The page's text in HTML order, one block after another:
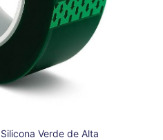
Verde de Alta